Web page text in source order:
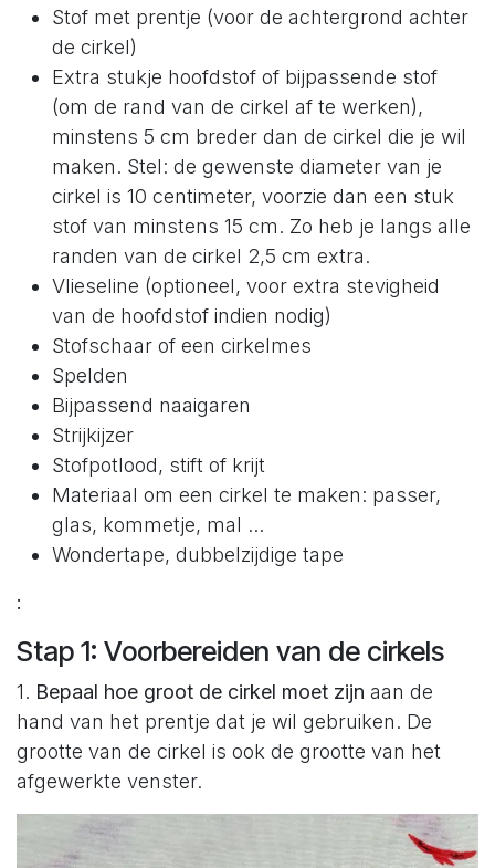
Stof met prentje (voor de achtergrond achter
de cirkel)
Extra stukje hoofdstof of bijpassende stof
(om de rand van de cirkel af te werken),
minstens 5 cm breder dan de cirkel die je wil
maken. Stel: de gewenste diameter van je
cirkel is 10 centimeter, voorzie dan een stuk
stof van minstens 15 cm. Zo heb je langs alle
randen van de cirkel 2,5 cm extra.
Vlieseline (optioneel, voor extra stevigheid
van de hoofdstof indien nodig)
Stofschaar of een cirkelmes
Spelden
Bijpassend naaigaren
Strijkijzer
Stofpotlood, stift of krijt
Materiaal om een cirkel te maken: passer,
glas, kommetje, mal ...
Wondertape, dubbelzijdige tape
:
Stap 1: Voorbereiden van de cirkels
1. Bepaal hoe groot de cirkel moet zijn aan de
hand van het prentje dat je wil gebruiken. De
grootte van de cirkel is ook de grootte van het
afgewerkte venster.